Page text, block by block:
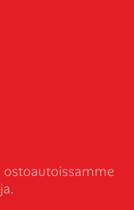
ostoautoissamme